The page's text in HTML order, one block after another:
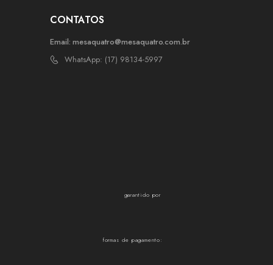
CONTATOS
Email: mesaquatro@mesaquatro.com.br
WhatsApp: (17) 98134-5997
garantido por
formas de pagamento: